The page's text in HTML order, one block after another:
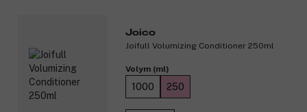
Joico
Joifull Volumizing Conditioner 250ml
Volym (ml)
1000 250